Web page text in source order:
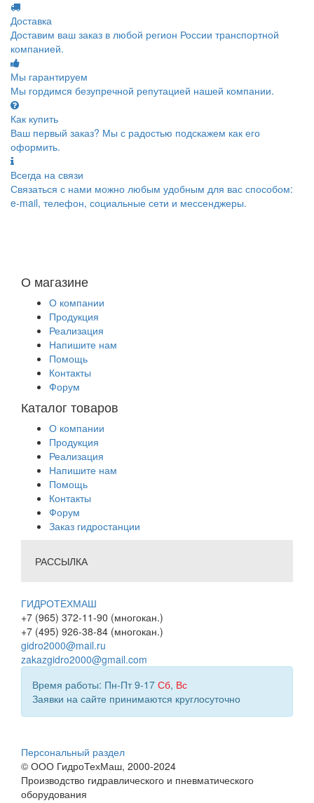
Доставка
Доставим ваш заказ в любой регион России транспортной
компанией.
Мы гарантируем
Мы гордимся безупречной репутацией нашей компании.
Как купить
Ваш первый заказ? Мы с радостью подскажем как его
оформить.
Всегда на связи
Связаться с нами можно любым удобным для вас способом:
e-mail, телефон, социальные сети и мессенджеры.
О магазине
О компании
Продукция
Реализация
Напишите нам
Помощь
Контакты
Форум
Каталог товаров
О компании
Продукция
Реализация
Напишите нам
Помощь
Контакты
Форум
Заказ гидростанции
РАССЫЛКА
ГИДРОТЕХМАШ
+7 (965) 372-11-90 (многокан.)
+7 (495) 926-38-84 (многокан.)
gidro2000@mail.ru
zakazgidro2000@gmail.com
Время работы: Пн-Пт 9-17 Сб, Вс
Заявки на сайте принимаются круглосуточно
Персональный раздел
© ООО ГидроТехМаш, 2000-2024
Производство гидравлического и пневматического
оборудования